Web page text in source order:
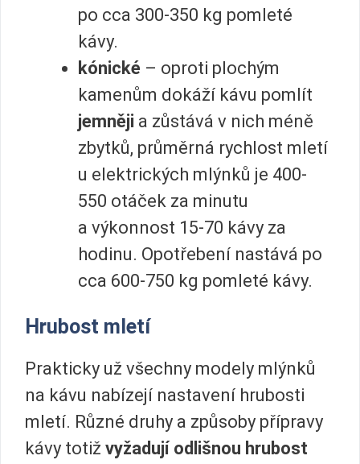
po cca 300-350 kg pomleté
kávy.
kónické – oproti plochým
kamenům dokáží kávu pomlít
jemněji a zůstává v nich méně
zbytků, průměrná rychlost mletí
u elektrických mlýnků je 400-
550 otáček za minutu
a výkonnost 15-70 kávy za
hodinu. Opotřebení nastává po
cca 600-750 kg pomleté kávy.
Hrubost mletí
Prakticky už všechny modely mlýnků
na kávu nabízejí nastavení hrubosti
mletí. Různé druhy a způsoby přípravy
kávy totiž vyžadují odlišnou hrubost